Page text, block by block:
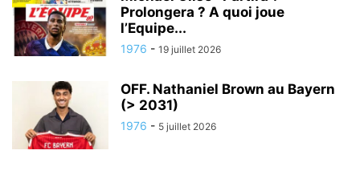
Prolongera ? A quoi joue
l’Equipe...
1976 - 19 juillet 2026
OFF. Nathaniel Brown au Bayern
(> 2031)
1976 - 5 juillet 2026